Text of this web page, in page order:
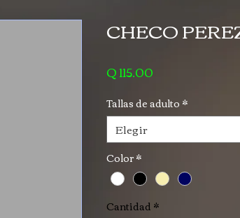
CHECO
Q 115.00
Tallas de adulto*
Elegir
Color*
Cantidad*